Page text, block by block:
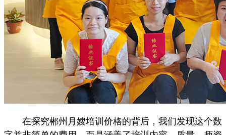
在探究郴州月嫂培训价格的背后，我们发现这个数